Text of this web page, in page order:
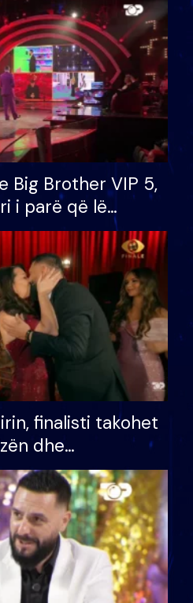
Big Brother VIP 5,
i parë që lë
mundësinë për
madh
finalisti takohet
dhe
ndonjë letër